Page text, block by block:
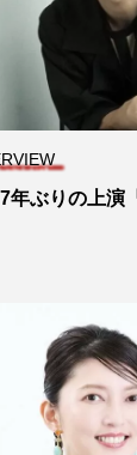
年ぶりの上演